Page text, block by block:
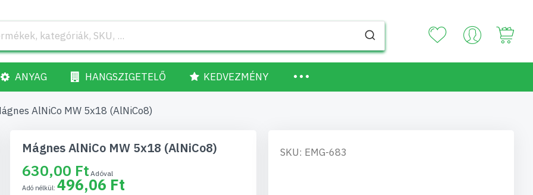
ANYAG HANGSZIGETELŐ KEDVEZMÉNY
AlNiCo MW 5x18 (AlNiCo8)
Mágnes AlNiCo MW 5x18 (AlNiCo8)
630,00 Ft
496,06 Ft
SKU: EMG-683